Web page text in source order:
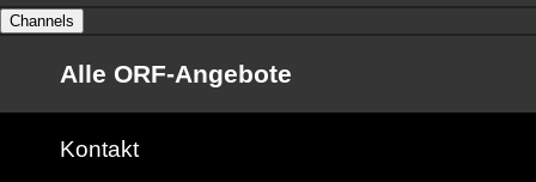
Channels
Alle ORF-Angebote
Kontakt